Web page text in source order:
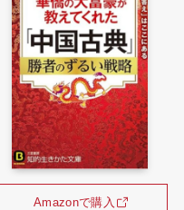
Amazonで購入